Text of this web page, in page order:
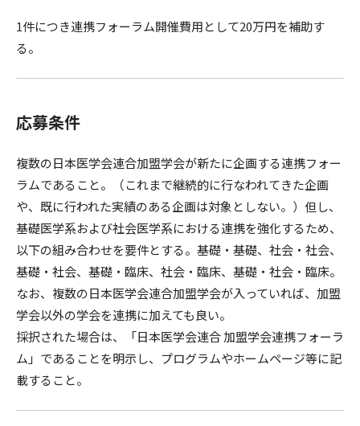
1件につき連携フォーラム開催費用として20万円を補助す
る。
応募条件
複数の日本医学会連合加盟学会が新たに企画する連携フォー
ラムであること。（これまで継続的に行なわれてきた企画
や、既に行われた実績のある企画は対象としない。）但し、
基礎医学系および社会医学系における連携を強化するため、
以下の組み合わせを要件とする。基礎・基礎、社会・社会、
基礎・社会、基礎・臨床、社会・臨床、基礎・社会・臨床。
なお、複数の日本医学会連合加盟学会が入っていれば、加盟
学会以外の学会を連携に加えても良い。
採択された場合は、「日本医学会連合 加盟学会連携フォーラ
ム」であることを明示し、プログラムやホームページ等に記
載すること。